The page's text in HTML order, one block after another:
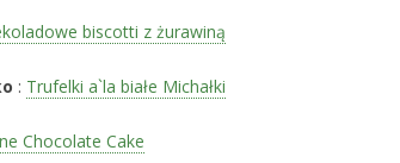
biscotti z żurawiną
: Trufelki a`la białe Michałki
Chocolate Cake